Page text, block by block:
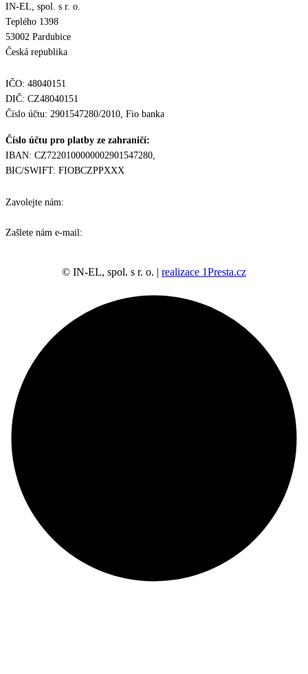
IN-EL, spol. s r. o.
Teplého 1398
53002 Pardubice
Česká republika
IČO: 48040151
DIČ: CZ48040151
Číslo účtu: 2901547280/2010, Fio banka
Číslo účtu pro platby ze zahraničí:
IBAN: CZ7220100000002901547280,
BIC/SWIFT: FIOBCZPPXXX
Zavolejte nám:
Zašlete nám e-mail:
© IN-EL, spol. s r. o. | realizace 1Presta.cz